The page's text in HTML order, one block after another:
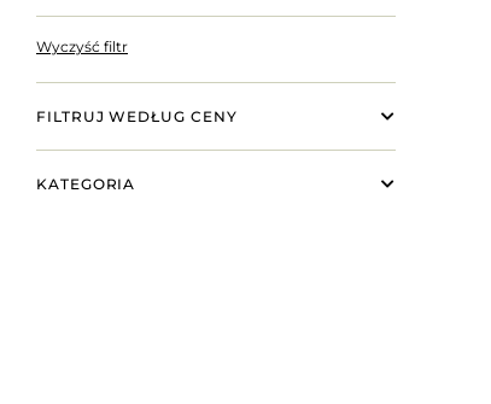
Wyczyść filtr
FILTRUJ WEDŁUG CENY
KATEGORIA